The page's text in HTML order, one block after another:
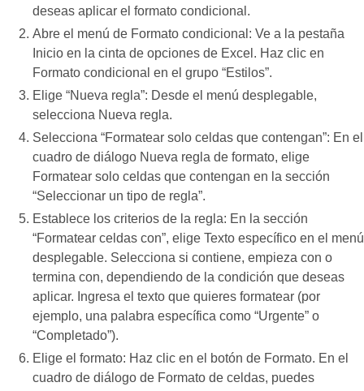
deseas aplicar el formato condicional.
Abre el menú de Formato condicional: Ve a la pestaña
Inicio en la cinta de opciones de Excel. Haz clic en
Formato condicional en el grupo “Estilos”.
Elige “Nueva regla”: Desde el menú desplegable,
selecciona Nueva regla.
Selecciona “Formatear solo celdas que contengan”: En el
cuadro de diálogo Nueva regla de formato, elige
Formatear solo celdas que contengan en la sección
“Seleccionar un tipo de regla”.
Establece los criterios de la regla: En la sección
“Formatear celdas con”, elige Texto específico en el menú
desplegable. Selecciona si contiene, empieza con o
termina con, dependiendo de la condición que deseas
aplicar. Ingresa el texto que quieres formatear (por
ejemplo, una palabra específica como “Urgente” o
“Completado”).
Elige el formato: Haz clic en el botón de Formato. En el
cuadro de diálogo de Formato de celdas, puedes